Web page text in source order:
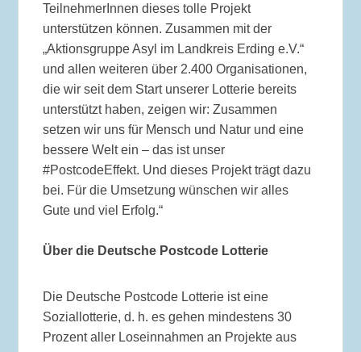
TeilnehmerInnen dieses tolle Projekt
unterstützen können. Zusammen mit der
„Aktionsgruppe Asyl im Landkreis Erding e.V.“
und allen weiteren über 2.400 Organisationen,
die wir seit dem Start unserer Lotterie bereits
unterstützt haben, zeigen wir: Zusammen
setzen wir uns für Mensch und Natur und eine
bessere Welt ein – das ist unser
#PostcodeEffekt. Und dieses Projekt trägt dazu
bei. Für die Umsetzung wünschen wir alles
Gute und viel Erfolg.“
Über die Deutsche Postcode Lotterie
Die Deutsche Postcode Lotterie ist eine
Soziallotterie, d. h. es gehen mindestens 30
Prozent aller Loseinnahmen an Projekte aus